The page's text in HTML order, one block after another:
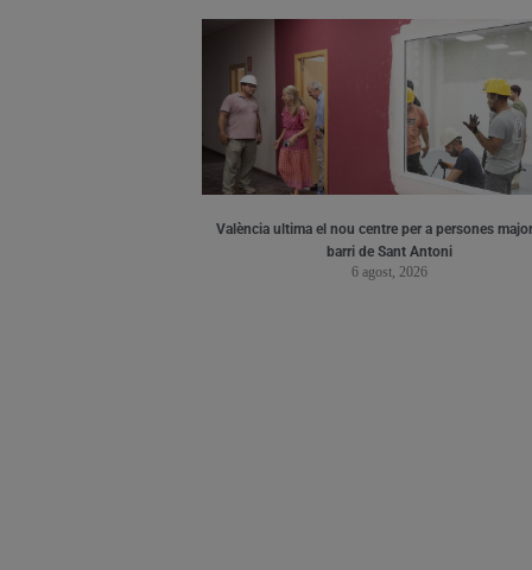
València ultima el nou centre per a persones
barri de Sant Antoni
6 agost, 2026